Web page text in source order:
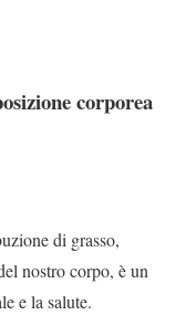
corporea
di grasso,
nostro corpo, è un
e la salute.